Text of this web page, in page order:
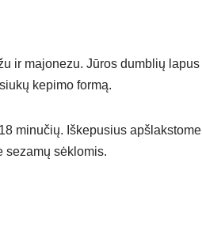
ir majonezu. Jūros dumblių lapus
kepimo formą.
minučių. Iškepusius apšlakstome
sezamų sėklomis.